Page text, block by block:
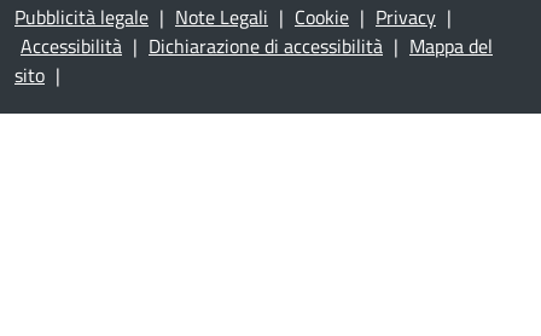
Pubblicità legale | Note Legali | Cookie | Privacy |
Accessibilità | Dichiarazione di accessibilità | Mappa del
sito |